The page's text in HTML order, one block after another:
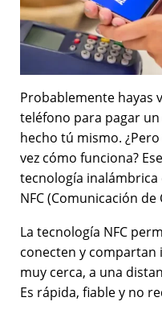
Probablemente hayas
teléfono para pagar un
hecho tú mismo.
vez cómo funciona?
tecnología
NFC (Comunicación de
La tecnología NFC
conecten y
muy cerca, a una
Es rápida, fiable y no